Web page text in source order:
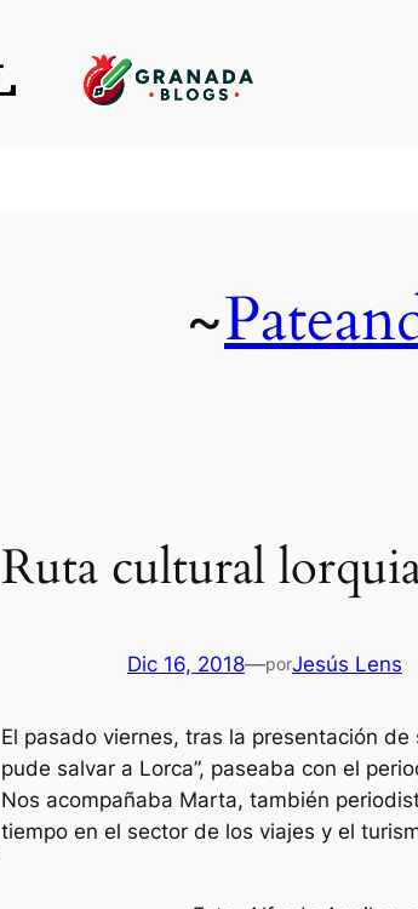
~
Ruta cultural
Dic 16, 2018—porJesús Lens
El pasado viernes, tras la presentación de
pude salvar a Lorca”, paseaba con el
Nos acompañaba Marta, también
tiempo en el sector de los viajes y el